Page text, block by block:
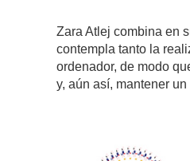
Zara Atlej combina en
contempla tanto la
ordenador, de modo
y, aún así, mantener